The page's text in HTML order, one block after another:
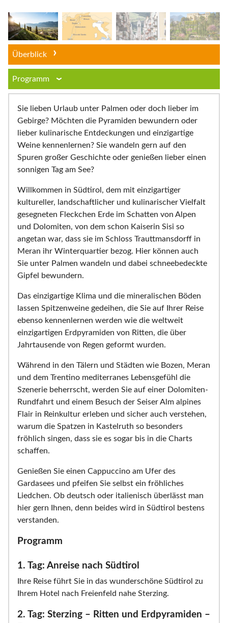
Überblick
Programm
Sie lieben Urlaub unter Palmen oder doch lieber im
Gebirge? Möchten die Pyramiden bewundern oder
lieber kulinarische Entdeckungen und einzigartige
Weine kennenlernen? Sie wandeln gern auf den
Spuren großer Geschichte oder genießen lieber einen
sonnigen Tag am See?
Willkommen in Südtirol, dem mit einzigartiger
kultureller, landschaftlicher und kulinarischer Vielfalt
gesegneten Fleckchen Erde im Schatten von Alpen
und Dolomiten, von dem schon Kaiserin Sisi so
angetan war, dass sie im Schloss Trauttmansdorff in
Meran ihr Winterquartier bezog. Hier können auch
Sie unter Palmen wandeln und dabei schneebedeckte
Gipfel bewundern.
Das einzigartige Klima und die mineralischen Böden
lassen Spitzenweine gedeihen, die Sie auf Ihrer Reise
ebenso kennenlernen werden wie die weltweit
einzigartigen Erdpyramiden von Ritten, die über
Jahrtausende von Regen geformt wurden.
Während in den Tälern und Städten wie Bozen, Meran
und dem Trentino mediterranes Lebensgefühl die
Szenerie beherrscht, werden Sie auf einer Dolomiten-
Rundfahrt und einem Besuch der Seiser Alm alpines
Flair in Reinkultur erleben und sicher auch verstehen,
warum die Spatzen in Kastelruth so besonders
fröhlich singen, dass sie es sogar bis in die Charts
schaffen.
Genießen Sie einen Cappuccino am Ufer des
Gardasees und pfeifen Sie selbst ein fröhliches
Liedchen. Ob deutsch oder italienisch überlässt man
hier gern Ihnen, denn beides wird in Südtirol bestens
verstanden.
Programm
1. Tag: Anreise nach Südtirol
Ihre Reise führt Sie in das wunderschöne Südtirol zu
Ihrem Hotel nach Freienfeld nahe Sterzing.
2. Tag: Sterzing – Ritten und Erdpyramiden –